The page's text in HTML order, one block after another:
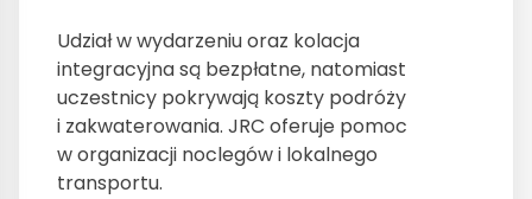
Udział w wydarzeniu oraz kolacja
integracyjna są bezpłatne, natomiast
uczestnicy pokrywają koszty podróży
i zakwaterowania. JRC oferuje pomoc
w organizacji noclegów i lokalnego
transportu.